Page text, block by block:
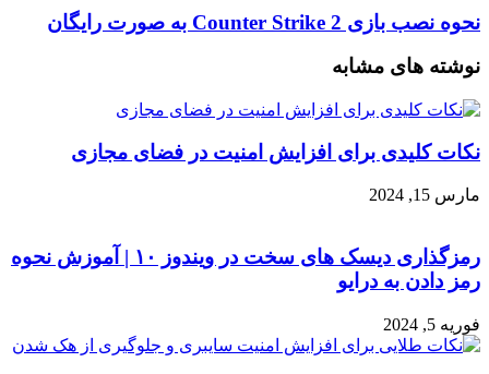
نحوه نصب بازی Counter Strike 2 به صورت رایگان
نوشته های مشابه
نکات کلیدی برای افزایش امنیت در فضای مجازی
مارس 15, 2024
رمزگذاری دیسک های سخت در ویندوز ۱۰ | آموزش نحوه
رمز دادن به درایو
فوریه 5, 2024